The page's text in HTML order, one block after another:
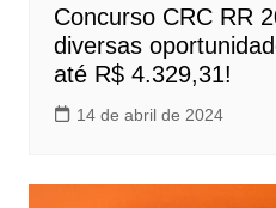
Concurso CRC RR
diversas
até R$ 4.329,31!
14 de abril de 2024